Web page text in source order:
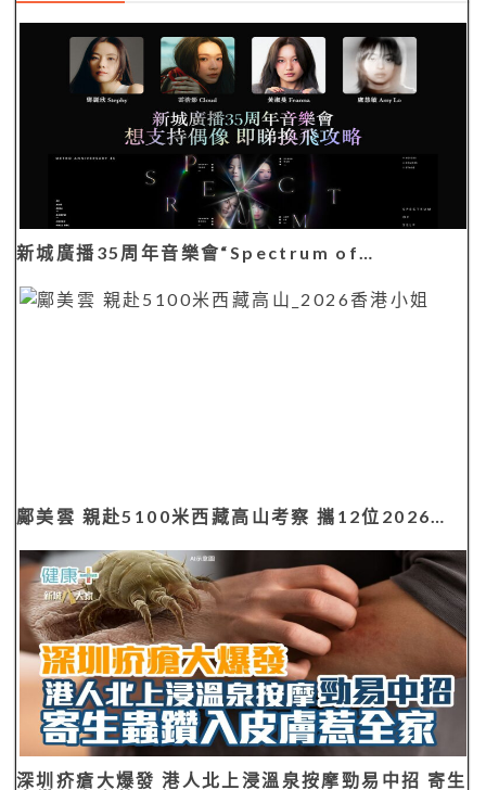
新城廣播35周年音樂會“Spectrum of…
鄺美雲 親赴5100米西藏高山考察 攜12位2026…
深圳疥瘡大爆發 港人北上浸溫泉按摩勁易中招 寄生